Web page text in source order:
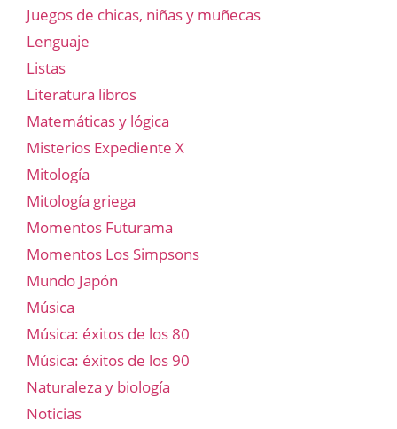
Juegos de chicas, niñas y muñecas
Lenguaje
Listas
Literatura libros
Matemáticas y lógica
Misterios Expediente X
Mitología
Mitología griega
Momentos Futurama
Momentos Los Simpsons
Mundo Japón
Música
Música: éxitos de los 80
Música: éxitos de los 90
Naturaleza y biología
Noticias